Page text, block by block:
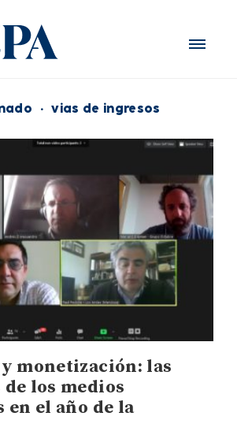
· vias de ingresos
monetización: las
de los medios
el año de la